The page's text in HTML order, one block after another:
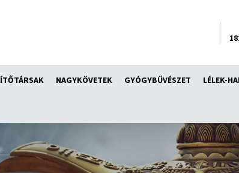
NAGYKÖVETEK GYÓGYBŰVÉSZET LÉLEK-